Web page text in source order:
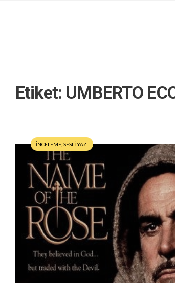
Etiket: UMBERTO
İNCELEME SESLİ YAZI